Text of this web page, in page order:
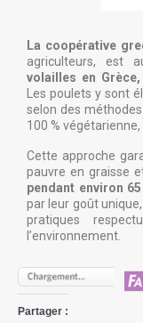
La coopérative
agriculteurs, est
volailles en
Les poulets y sont
selon des
100 %
Cette approche
pauvre en graisse
pendant environ
par leur goût
pratiques
l’environnement.
Partager :